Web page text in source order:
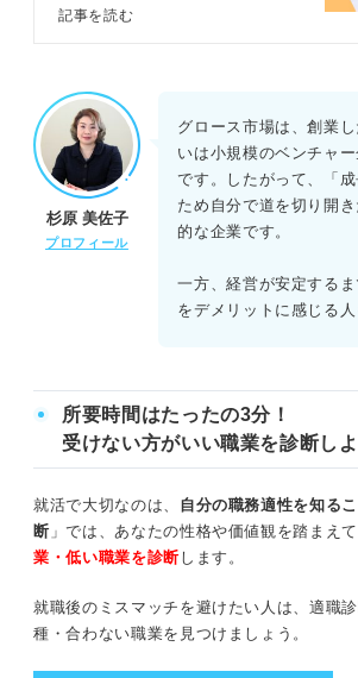
ないでしょうか。この記事では、ベ
す。
記事を読む
杉原 美佐子
プロフィール
グロース市場は、創業
いは小規模のベンチャ
です。したがって、「
ため自分で道を切り開
的な企業です。
一方、経営が安定する
をデメリットに感じる人
所要時間はたったの3分！
受けない方がいい職業を診断し
就活で大切なのは、 自分の職務適性を知るこ
断 」では、あなたの性格や価値観を踏まえて
業・低い職業を診断します。
就職後のミスマッチを避けたい人は、適職
種・合わない職業を見つけましょう。